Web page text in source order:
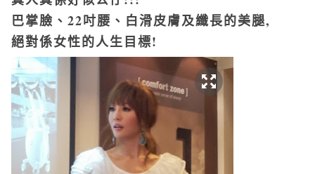
巴掌臉、22吋腰、白滑皮膚及纖長的美腿,
絕對係女性的人生目標!